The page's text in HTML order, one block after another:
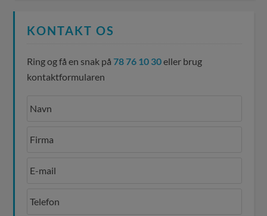
KONTAKT OS
Ring og få en snak på78 76 10 30eller brug
kontaktformularen